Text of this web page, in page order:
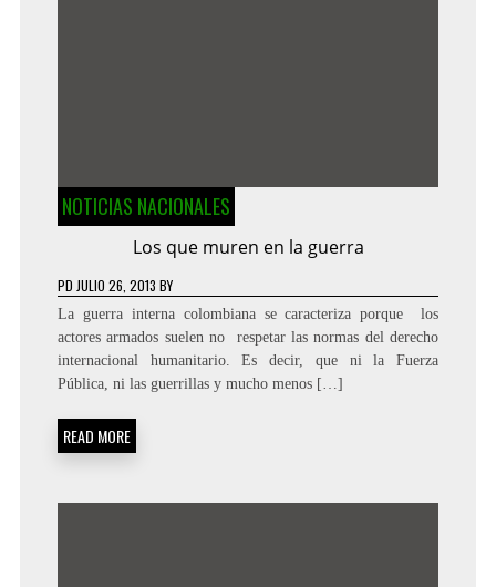
NOTICIAS NACIONALES
Los que muren en la guerra
PD JULIO 26, 2013 BY
La guerra interna colombiana se caracteriza porque los
actores armados suelen no respetar las normas del derecho
internacional humanitario. Es decir, que ni la Fuerza
Pública, ni las guerrillas y mucho menos […]
READ MORE